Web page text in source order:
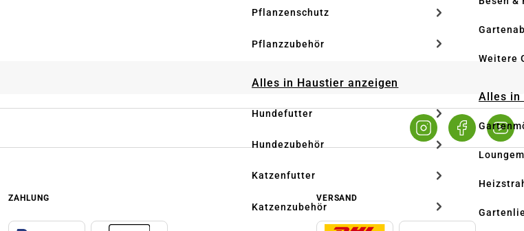
Pflanzenschutz
Pflanzzubehör
Alles in Haustier anzeigen
Hundefutter
Hundezubehör
Katzenfutter
Katzenzubehör
Weitere
Alles in
ZAHLUNG VERSAND